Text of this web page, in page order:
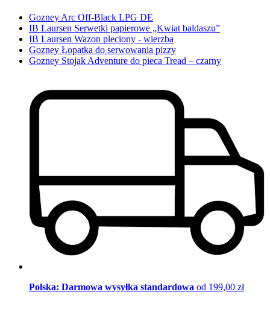
Gozney Arc Off-Black LPG DE
IB Laursen Serwetki papierowe „Kwiat baldaszu”
IB Laursen Wazon pleciony - wierzba
Gozney Łopatka do serwowania pizzy
Gozney Stojak Adventure do pieca Tread – czarny
Polska: Darmowa wysyłka standardowa od 199,00 zł